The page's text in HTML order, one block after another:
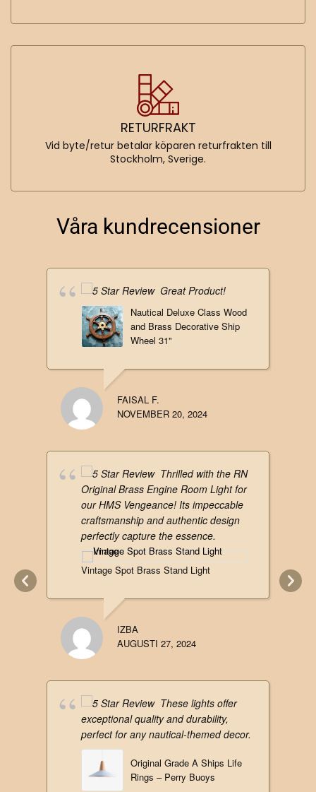
RETURFRAKT
Vid byte/retur betalar köparen returfrakten till
Stockholm, Sverige.
Våra kundrecensioner
Great Product!
Nautical Deluxe Class Wood
and Brass Decorative Ship
Wheel 31"
FAISAL F.
NOVEMBER 20, 2024
Thrilled with the RN
Original Brass Engine Room Light for
our HMS Vengeance! Its impeccable
craftsmanship and authentic design
perfectly capture the essence.
Vintage Spot Brass Stand Light
IZBA
AUGUSTI 27, 2024
These lights offer
exceptional quality and durability,
perfect for any nautical-themed decor.
Original Grade A Ships Life
Rings – Perry Buoys